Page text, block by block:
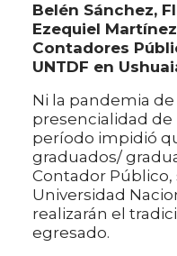
Belén Sánchez,
Ezequiel
Contadores
UNTDF en
Ni la pandemia de
presencialidad de
período impidió
graduados/
Contador Público,
Universidad
realizarán el
egresado.